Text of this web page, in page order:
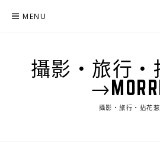
MENU
攝影‧旅行‧
攝影‧旅行‧拈花惹